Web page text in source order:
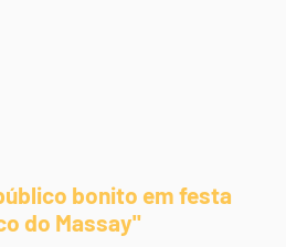
bonito em festa
do Massay"